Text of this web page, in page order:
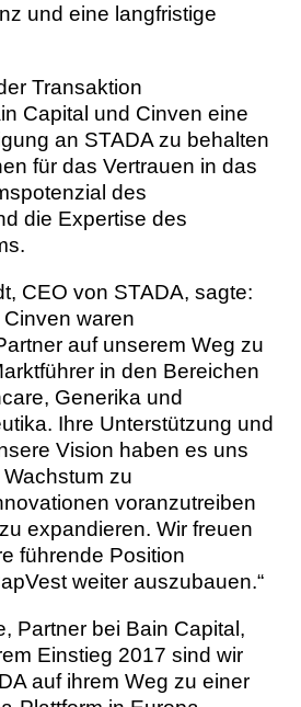
und eine langfristige
Transaktion
Capital und Cinven eine
an STADA zu behalten
für das Vertrauen in das
des
die Expertise des
CEO von STADA, sagte:
waren
auf unserem Weg zu
in den Bereichen
Generika und
Ihre Unterstützung und
Vision haben es uns
zu
voranzutreiben
expandieren. Wir freuen
führende Position
weiter auszubauen.“
Partner bei Bain Capital,
Einstieg 2017 sind wir
auf ihrem Weg zu einer